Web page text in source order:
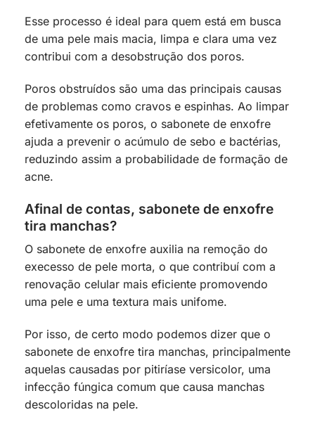
Esse processo é ideal para quem está em busca
de uma pele mais macia, limpa e clara uma vez
contribui com a desobstrução dos poros.
Poros obstruídos são uma das principais causas
de problemas como cravos e espinhas. Ao limpar
efetivamente os poros, o sabonete de enxofre
ajuda a prevenir o acúmulo de sebo e bactérias,
reduzindo assim a probabilidade de formação de
acne.
Afinal de contas, sabonete de enxofre
tira manchas?
O sabonete de enxofre auxilia na remoção do
execesso de pele morta, o que contribuí com a
renovação celular mais eficiente promovendo
uma pele e uma textura mais unifome.
Por isso, de certo modo podemos dizer que o
sabonete de enxofre tira manchas, principalmente
aquelas causadas por pitiríase versicolor, uma
infecção fúngica comum que causa manchas
descoloridas na pele.